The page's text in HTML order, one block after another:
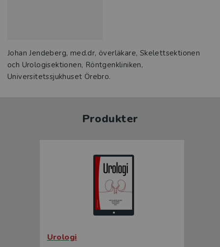
Johan Jendeberg, med.dr, överläkare, Skelettsektionen
och Urologisektionen, Röntgenkliniken,
Universitetssjukhuset Örebro.
Produkter
Urologi